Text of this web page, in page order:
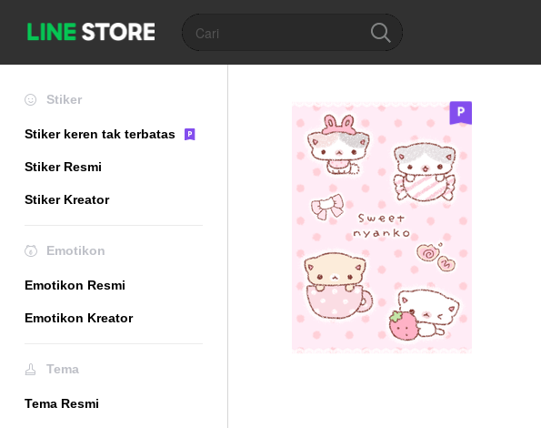
Stiker
Stiker keren tak terbatas
Stiker Resmi
Stiker Kreator
Emotikon
Emotikon Resmi
Emotikon Kreator
Tema
Tema Resmi